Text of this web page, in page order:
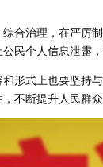
治理，在严厉
民个人信息泄露
式上也要坚持
不断提升人民群众